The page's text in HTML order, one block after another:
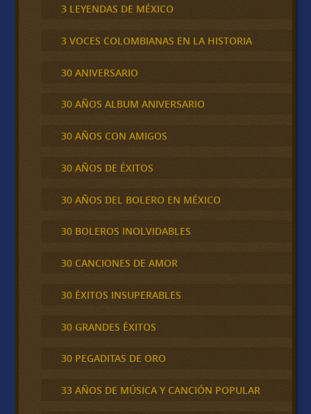
3 LEYENDAS DE MÉXICO
3 VOCES COLOMBIANAS EN LA HISTORIA
30 ANIVERSARIO
30 AÑOS ALBUM ANIVERSARIO
30 AÑOS CON AMIGOS
30 AÑOS DE ÉXITOS
30 AÑOS DEL BOLERO EN MÉXICO
30 BOLEROS INOLVIDABLES
30 CANCIONES DE AMOR
30 ÉXITOS INSUPERABLES
30 GRANDES ÉXITOS
30 PEGADITAS DE ORO
33 AÑOS DE MÚSICA Y CANCIÓN POPULAR